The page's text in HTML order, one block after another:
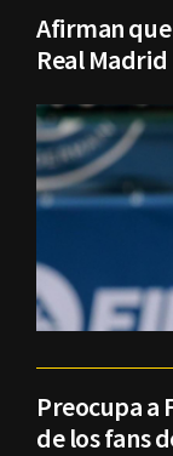
Afirman
Real Madrid
Preocupa a
de los fans